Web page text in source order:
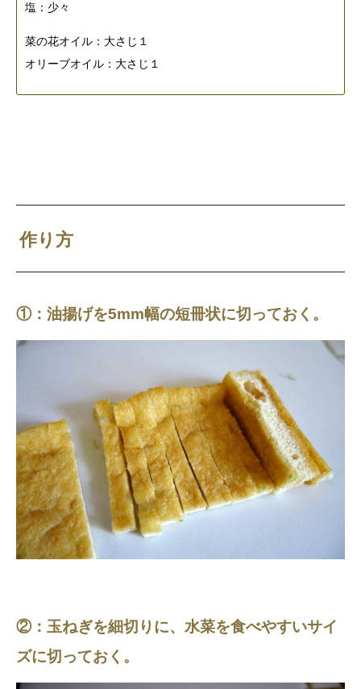
塩：少々
菜の花オイル：大さじ１
オリーブオイル：大さじ１
作り方
①：油揚げを5mm幅の短冊状に切っておく。
②：玉ねぎを細切りに、水菜を食べやすいサイ
ズに切っておく。